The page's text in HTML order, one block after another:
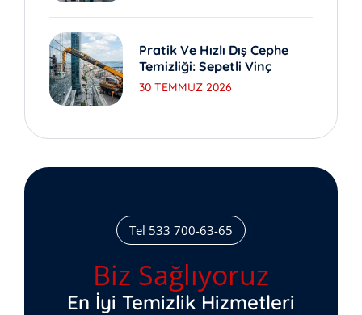
Pratik Ve Hızlı Dış Cephe
Temizliği: Sepetli Vinç
30 TEMMUZ 2026
Tel 533 700-63-65
Biz Sağlıyoruz
En İyi Temizlik Hizmetleri